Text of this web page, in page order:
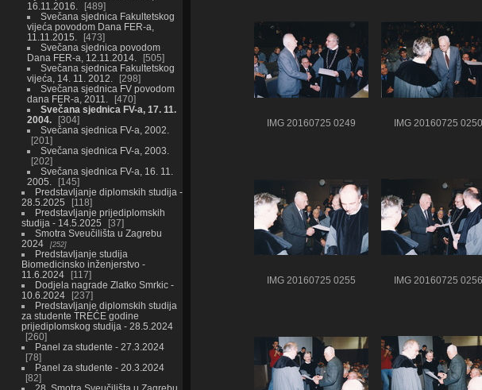
16.11.2016.
489
Svečana sjednica Fakultetskog
vijeća povodom Dana FER-a,
11.11.2015.
473
Svečana sjednica povodom
Dana FER-a, 12.11.2014.
505
Svečana sjednica Fakultetskog
vijeća, 14. 11. 2012.
298
Svečana sjednica FV povodom
dana FER-a, 2011.
470
Svečana sjednica FV-a, 17. 11.
2004.
304
Svečana sjednica FV-a, 2002.
201
Svečana sjednica FV-a, 2003.
202
Svečana sjednica FV-a, 16. 11.
2005.
145
Predstavljanje diplomskih studija -
28.5.2025
118
Predstavljanje prijediplomskih
studija - 14.5.2025
37
Smotra Sveučilišta u Zagrebu
2024
252
Predstavljanje studija
Biomedicinsko inženjerstvo -
11.6.2024
117
Dodjela nagrade Zlatko Smrkic -
10.6.2024
237
Predstavljanje diplomskih studija
za studente TREĆE godine
prijediplomskog studija - 28.5.2024
260
Panel za studente - 27.3.2024
78
Panel za studente - 20.3.2024
82
28. Smotra Sveučilišta u Zagrebu
IMG 20160725 0249 IMG 20160725 0250
IMG 20160725 0255 IMG 20160725 0256